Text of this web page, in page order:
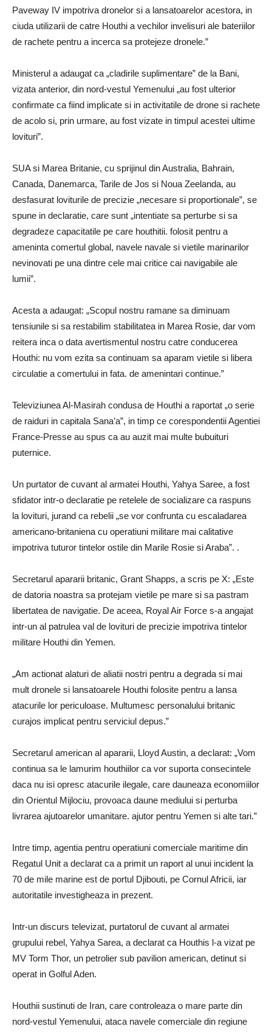
Paveway IV impotriva dronelor si a lansatoarelor acestora, in
ciuda utilizarii de catre Houthi a vechilor invelisuri ale bateriilor
de rachete pentru a incerca sa protejeze dronele.”
Ministerul a adaugat ca „cladirile suplimentare” de la Bani,
vizata anterior, din nord-vestul Yemenului „au fost ulterior
confirmate ca fiind implicate si in activitatile de drone si rachete
de acolo si, prin urmare, au fost vizate in timpul acestei ultime
lovituri”.
SUA si Marea Britanie, cu sprijinul din Australia, Bahrain,
Canada, Danemarca, Tarile de Jos si Noua Zeelanda, au
desfasurat loviturile de precizie „necesare si proportionale”, se
spune in declaratie, care sunt „intentiate sa perturbe si sa
degradeze capacitatile pe care houthitii. folosit pentru a
ameninta comertul global, navele navale si vietile marinarilor
nevinovati pe una dintre cele mai critice cai navigabile ale
lumii”.
Acesta a adaugat: „Scopul nostru ramane sa diminuam
tensiunile si sa restabilim stabilitatea in Marea Rosie, dar vom
reitera inca o data avertismentul nostru catre conducerea
Houthi: nu vom ezita sa continuam sa aparam vietile si libera
circulatie a comertului in fata. de amenintari continue.”
Televiziunea Al-Masirah condusa de Houthi a raportat „o serie
de raiduri in capitala Sana’a”, in timp ce corespondentii Agentiei
France-Presse au spus ca au auzit mai multe bubuituri
puternice.
Un purtator de cuvant al armatei Houthi, Yahya Saree, a fost
sfidator intr-o declaratie pe retelele de socializare ca raspuns
la lovituri, jurand ca rebelii „se vor confrunta cu escaladarea
americano-britaniena cu operatiuni militare mai calitative
impotriva tuturor tintelor ostile din Marile Rosie si Araba”. .
Secretarul apararii britanic, Grant Shapps, a scris pe X: „Este
de datoria noastra sa protejam vietile pe mare si sa pastram
libertatea de navigatie. De aceea, Royal Air Force s-a angajat
intr-un al patrulea val de lovituri de precizie impotriva tintelor
militare Houthi din Yemen.
„Am actionat alaturi de aliatii nostri pentru a degrada si mai
mult dronele si lansatoarele Houthi folosite pentru a lansa
atacurile lor periculoase. Multumesc personalului britanic
curajos implicat pentru serviciul depus.”
Secretarul american al apararii, Lloyd Austin, a declarat: „Vom
continua sa le lamurim houthiilor ca vor suporta consecintele
daca nu isi opresc atacurile ilegale, care dauneaza economiilor
din Orientul Mijlociu, provoaca daune mediului si perturba
livrarea ajutoarelor umanitare. ajutor pentru Yemen si alte tari.”
Intre timp, agentia pentru operatiuni comerciale maritime din
Regatul Unit a declarat ca a primit un raport al unui incident la
70 de mile marine est de portul Djibouti, pe Cornul Africii, iar
autoritatile investigheaza in prezent.
Intr-un discurs televizat, purtatorul de cuvant al armatei
grupului rebel, Yahya Sarea, a declarat ca Houthis l-a vizat pe
MV Torm Thor, un petrolier sub pavilion american, detinut si
operat in Golful Aden.
Houthii sustinuti de Iran, care controleaza o mare parte din
nord-vestul Yemenului, ataca navele comerciale din regiune